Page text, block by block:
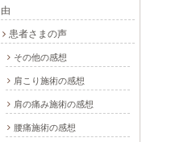
由
患者さまの声
その他の感想
肩こり施術の感想
肩の痛み施術の感想
腰痛施術の感想